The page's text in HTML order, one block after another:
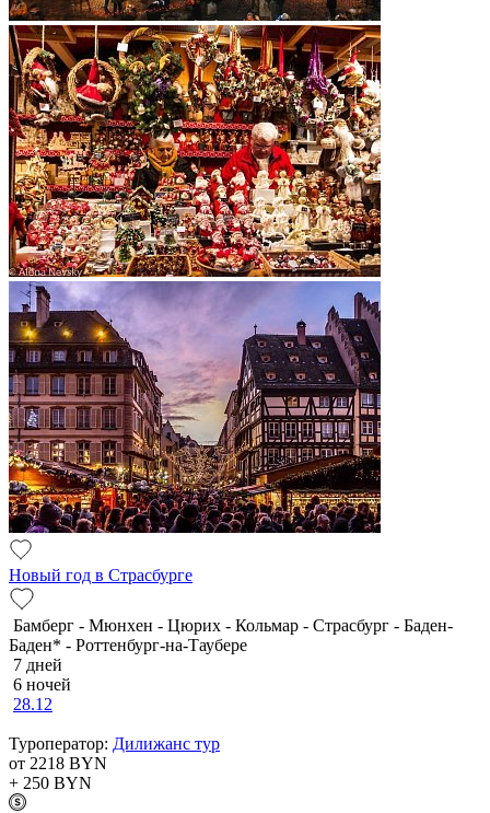
Новый год в Страсбурге
Бамберг - Мюнхен - Цюрих - Кольмар - Страсбург - Баден-
Баден* - Роттенбург-на-Таубере
7 дней
6 ночей
28.12
Туроператор: Дилижанс тур
от 2218 BYN
+ 250 BYN